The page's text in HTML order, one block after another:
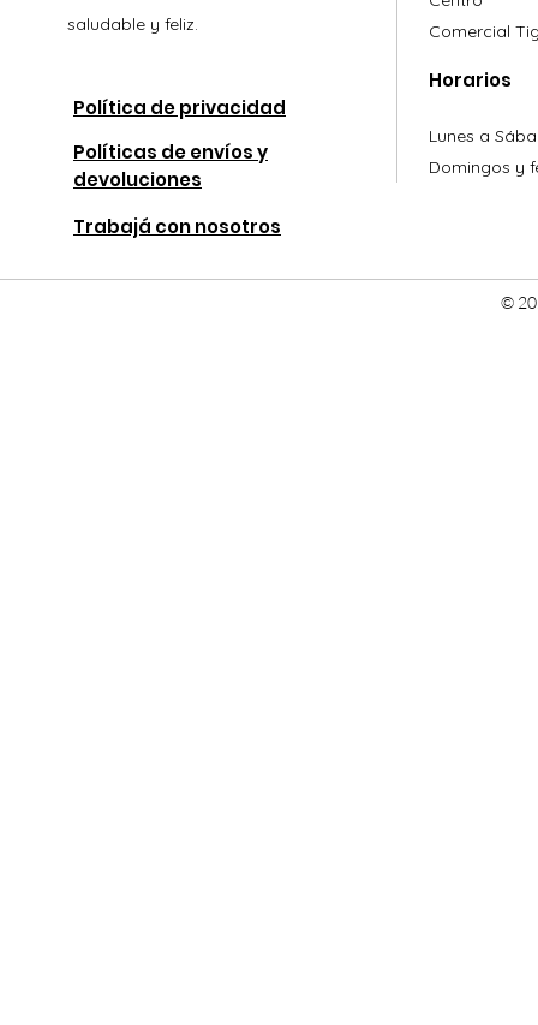
saludable y feliz.
Política de privacidad
Políticas de envíos y
devoluciones
Trabajá con nosotros
Comercial
Horarios
Lunes a
Domingos y
©